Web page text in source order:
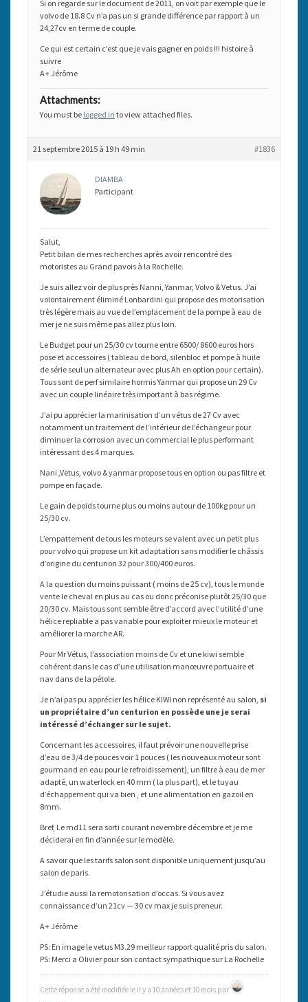
Si on regarde sur le document de 2011, on voit par exemple que le
volvo de 18.8 Cv n’a pas un si grande différence par rapport à un
24,27cv en terme de couple.
Ce qui est certain c’est que je vais gagner en poids !!! histoire à
suivre
A+ Jérôme
Attachments:
You must be logged in to view attached files.
21 septembre 2015 à 19 h 49 min #1836
DIAMBA
Participant
Salut,
Petit bilan de mes recherches après avoir rencontré des
motoristes au Grand pavois à la Rochelle.
Je suis allez voir de plus près Nanni, Yanmar, Volvo & Vetus. J’ai
volontairement éliminé Lonbardini qui propose des motorisation
très légère mais au vue de l’emplacement de la pompe à eau de
mer je ne suis même pas allez plus loin.
Le Budget pour un 25/30 cv tourne entre 6500/ 8600 euros hors
pose et accessoires ( tableau de bord, silenbloc et pompe à huile
de série seul un alternateur avec plus Ah en option pour certain).
Tous sont de perf similaire hormis Yanmar qui propose un 29 Cv
avec un couple linéaire très important à bas régime.
J’ai pu apprécier la marinisation d’un vétus de 27 Cv avec
notamment un traitement de l’intérieur de l’échangeur pour
diminuer la corrosion avec un commercial le plus performant
intéressant des 4 marques.
Nani ,Vetus, volvo & yanmar propose tous en option ou pas filtre et
pompe en façade.
Le gain de poids tourne plus ou moins autour de 100kg pour un
25/30 cv.
L’empattement de tous les moteurs se valent avec un petit plus
pour volvo qui propose un kit adaptation sans modifier le châssis
d’origine du centurion 32 pour 300/400 euros.
A la question du moins puissant ( moins de 25 cv), tous le monde
vente le cheval en plus au cas ou donc préconise plutôt 25/30 que
20/30 cv. Mais tous sont semble être d’accord avec l’utilité d’une
hélice repliable a pas variable pour exploiter mieux le moteur et
améliorer la marche AR.
Pour Mr Vétus, l’association moins de Cv et une kiwi semble
cohérent dans le cas d’une utilisation manœuvre portuaire et
nav dans de la pétole.
Je n’ai pas pu apprécier les hélice KIWI non représenté au salon, si
un propriétaire d’un centurion en possède une je serai
intéressé d’échanger sur le sujet.
Concernant les accessoires, il faut prévoir une nouvelle prise
d’eau de 3/4 de pouces voir 1 pouces ( les nouveaux moteur sont
gourmand en eau pour le refroidissement), un filtre à eau de mer
adapté, un waterlock en 40 mm ( la plus part), et le tuyau
d’échappement qui va bien , et une alimentation en gazoil en
8mm.
Bref, Le md11 sera sorti courant novembre décembre et je me
déciderai en fin d’année sur le modèle.
A savoir que les tarifs salon sont disponible uniquement jusqu’au
salon de paris.
J’étudie aussi la remotorisation d’occas. Si vous avez
connaissance d’un 21cv — 30 cv max je suis preneur.
A+ Jérôme
PS: En image le vetus M3.29 meilleur rapport qualité pris du salon.
PS: Merci a Olivier pour son contact sympathique sur La Rochelle
Cette réponse a été modifiée le il y a 10 années et 10 mois par